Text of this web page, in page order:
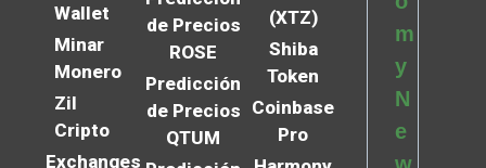
Wallet
Minar
Monero
Zil
Cripto
Exchanges
de Precios
ROSE
Predicción
de Precios
QTUM
(XTZ)
Shiba
Token
Coinbase
Pro
m
y
N
e